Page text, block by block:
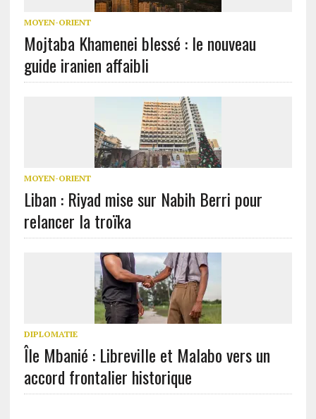
MOYEN-ORIENT
Mojtaba Khamenei blessé : le nouveau
guide iranien affaibli
MOYEN-ORIENT
Liban : Riyad mise sur Nabih Berri pour
relancer la troïka
DIPLOMATIE
Île Mbanié : Libreville et Malabo vers un
accord frontalier historique